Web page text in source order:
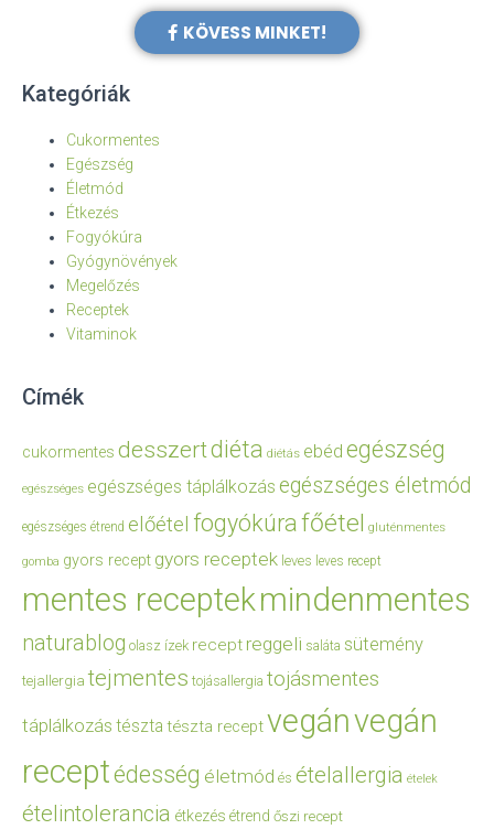
KÖVESS MINKET!
Kategóriák
Cukormentes
Egészség
Életmód
Étkezés
Fogyókúra
Gyógynövények
Megelőzés
Receptek
Vitaminok
Címék
cukormentes desszertdiéta diétás ebéd egészség
egészséges egészséges táplálkozás egészséges életmód
egészséges étrend előétel fogyókúrafőétel gluténmentes
gomba gyors recept gyors receptek leves leves recept
mentes receptekmindenmentes
naturablog olasz ízek recept reggeli saláta sütemény
tejallergia tejmentes tojásallergia tojásmentes
táplálkozás tészta tészta receptvegánvegán
receptédesség életmód és ételallergia ételek
ételintolerancia étkezés étrend őszi recept